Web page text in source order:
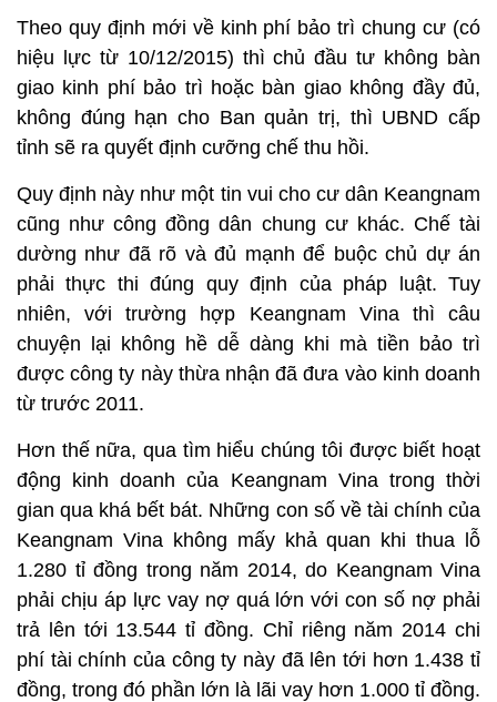
Theo quy định mới về kinh phí bảo trì chung cư (có
hiệu lực từ 10/12/2015) thì chủ đầu tư không bàn
giao kinh phí bảo trì hoặc bàn giao không đầy đủ,
không đúng hạn cho Ban quản trị, thì UBND cấp
tỉnh sẽ ra quyết định cưỡng chế thu hồi.
Quy định này như một tin vui cho cư dân Keangnam
cũng như công đồng dân chung cư khác. Chế tài
dường như đã rõ và đủ mạnh để buộc chủ dự án
phải thực thi đúng quy định của pháp luật. Tuy
nhiên, với trường hợp Keangnam Vina thì câu
chuyện lại không hề dễ dàng khi mà tiền bảo trì
được công ty này thừa nhận đã đưa vào kinh doanh
từ trước 2011.
Hơn thế nữa, qua tìm hiểu chúng tôi được biết hoạt
động kinh doanh của Keangnam Vina trong thời
gian qua khá bết bát. Những con số về tài chính của
Keangnam Vina không mấy khả quan khi thua lỗ
1.280 tỉ đồng trong năm 2014, do Keangnam Vina
phải chịu áp lực vay nợ quá lớn với con số nợ phải
trả lên tới 13.544 tỉ đồng. Chỉ riêng năm 2014 chi
phí tài chính của công ty này đã lên tới hơn 1.438 tỉ
đồng, trong đó phần lớn là lãi vay hơn 1.000 tỉ đồng.